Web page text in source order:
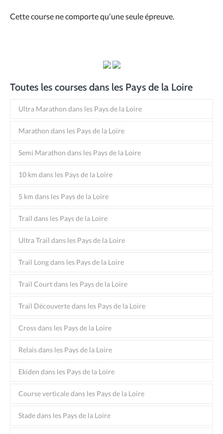
Cette course ne comporte qu'une seule épreuve.
Toutes les courses dans les Pays de la Loire
Ultra Marathon dans les Pays de la Loire
Marathon dans les Pays de la Loire
Semi Marathon dans les Pays de la Loire
10 km dans les Pays de la Loire
5 km dans les Pays de la Loire
Trail dans les Pays de la Loire
Ultra Trail dans les Pays de la Loire
Trail Long dans les Pays de la Loire
Trail Court dans les Pays de la Loire
Trail Découverte dans les Pays de la Loire
Cross dans les Pays de la Loire
Relais dans les Pays de la Loire
Ekiden dans les Pays de la Loire
Course verticale dans les Pays de la Loire
Stade dans les Pays de la Loire